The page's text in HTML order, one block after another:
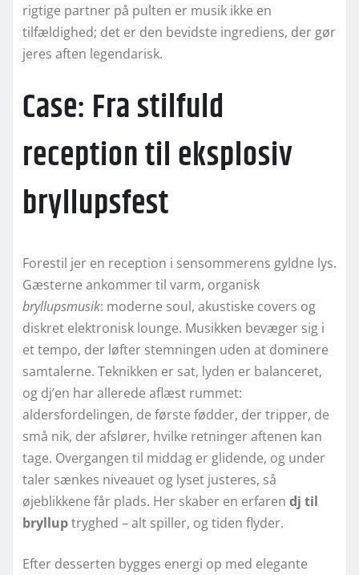
rigtige partner på pulten er musik ikke en
tilfældighed; det er den bevidste ingrediens, der gør
jeres aften legendarisk.
Case: Fra stilfuld
reception til eksplosiv
bryllupsfest
Forestil jer en reception i sensommerens gyldne lys.
Gæsterne ankommer til varm, organisk
bryllupsmusik: moderne soul, akustiske covers og
diskret elektronisk lounge. Musikken bevæger sig i
et tempo, der løfter stemningen uden at dominere
samtalerne. Teknikken er sat, lyden er balanceret,
og dj’en har allerede aflæst rummet:
aldersfordelingen, de første fødder, der tripper, de
små nik, der afslører, hvilke retninger aftenen kan
tage. Overgangen til middag er glidende, og under
taler sænkes niveauet og lyset justeres, så
øjeblikkene får plads. Her skaber en erfaren dj til
brylluptryghed – alt spiller, og tiden flyder.
Efter desserten bygges energi op med elegante